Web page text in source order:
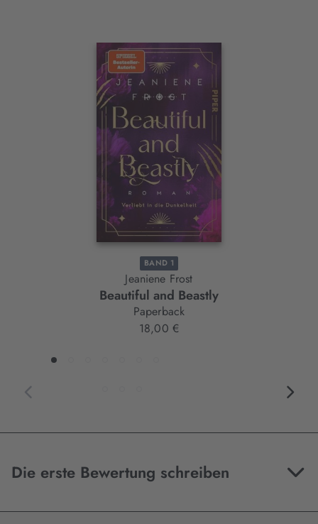
Interaktives
BAND 1
Jeaniene Frost
Beautiful and Beastly
Paperback
18,00 €
Die erste Bewertung schreiben